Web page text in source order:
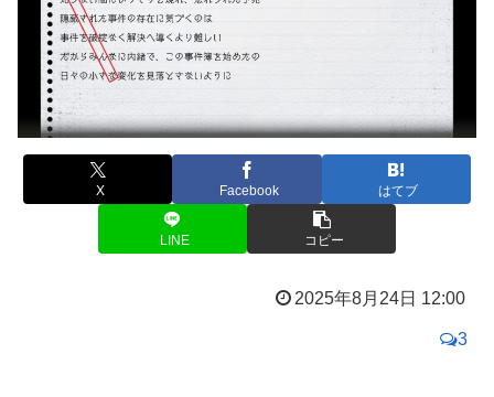
X Facebook はてブ
LINE コピー
2025年8月24日 12:00
3